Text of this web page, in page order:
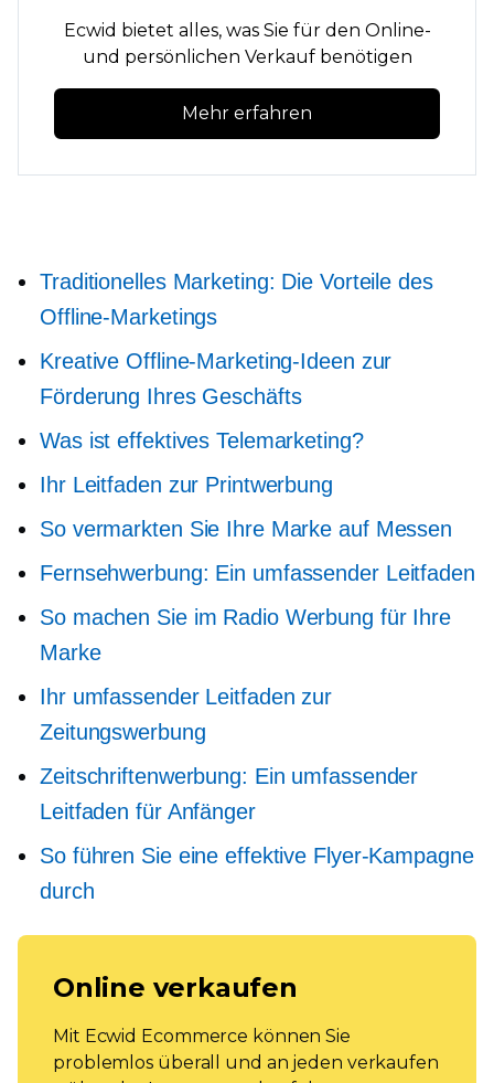
Ecwid bietet alles, was Sie für den Online-
und persönlichen Verkauf benötigen
Mehr erfahren
Traditionelles Marketing: Die Vorteile des
Offline-Marketings
Kreative Offline-Marketing-Ideen zur
Förderung Ihres Geschäfts
Was ist effektives Telemarketing?
Ihr Leitfaden zur Printwerbung
So vermarkten Sie Ihre Marke auf Messen
Fernsehwerbung: Ein umfassender Leitfaden
So machen Sie im Radio Werbung für Ihre
Marke
Ihr umfassender Leitfaden zur
Zeitungswerbung
Zeitschriftenwerbung: Ein umfassender
Leitfaden für Anfänger
So führen Sie eine effektive Flyer-Kampagne
durch
Online verkaufen
Mit Ecwid Ecommerce können Sie
problemlos überall und an jeden verkaufen